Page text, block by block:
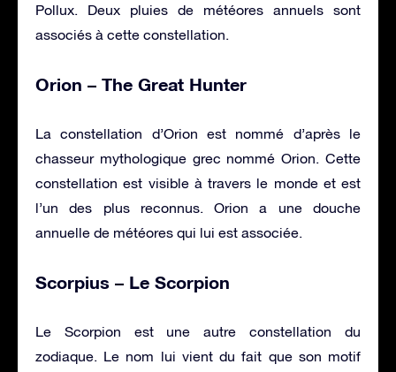
Pollux. Deux pluies de météores annuels sont
associés à cette constellation.
Orion – The Great Hunter
La constellation d’Orion est nommé d’après le
chasseur mythologique grec nommé Orion. Cette
constellation est visible à travers le monde et est
l’un des plus reconnus. Orion a une douche
annuelle de météores qui lui est associée.
Scorpius – Le Scorpion
Le Scorpion est une autre constellation du
zodiaque. Le nom lui vient du fait que son motif